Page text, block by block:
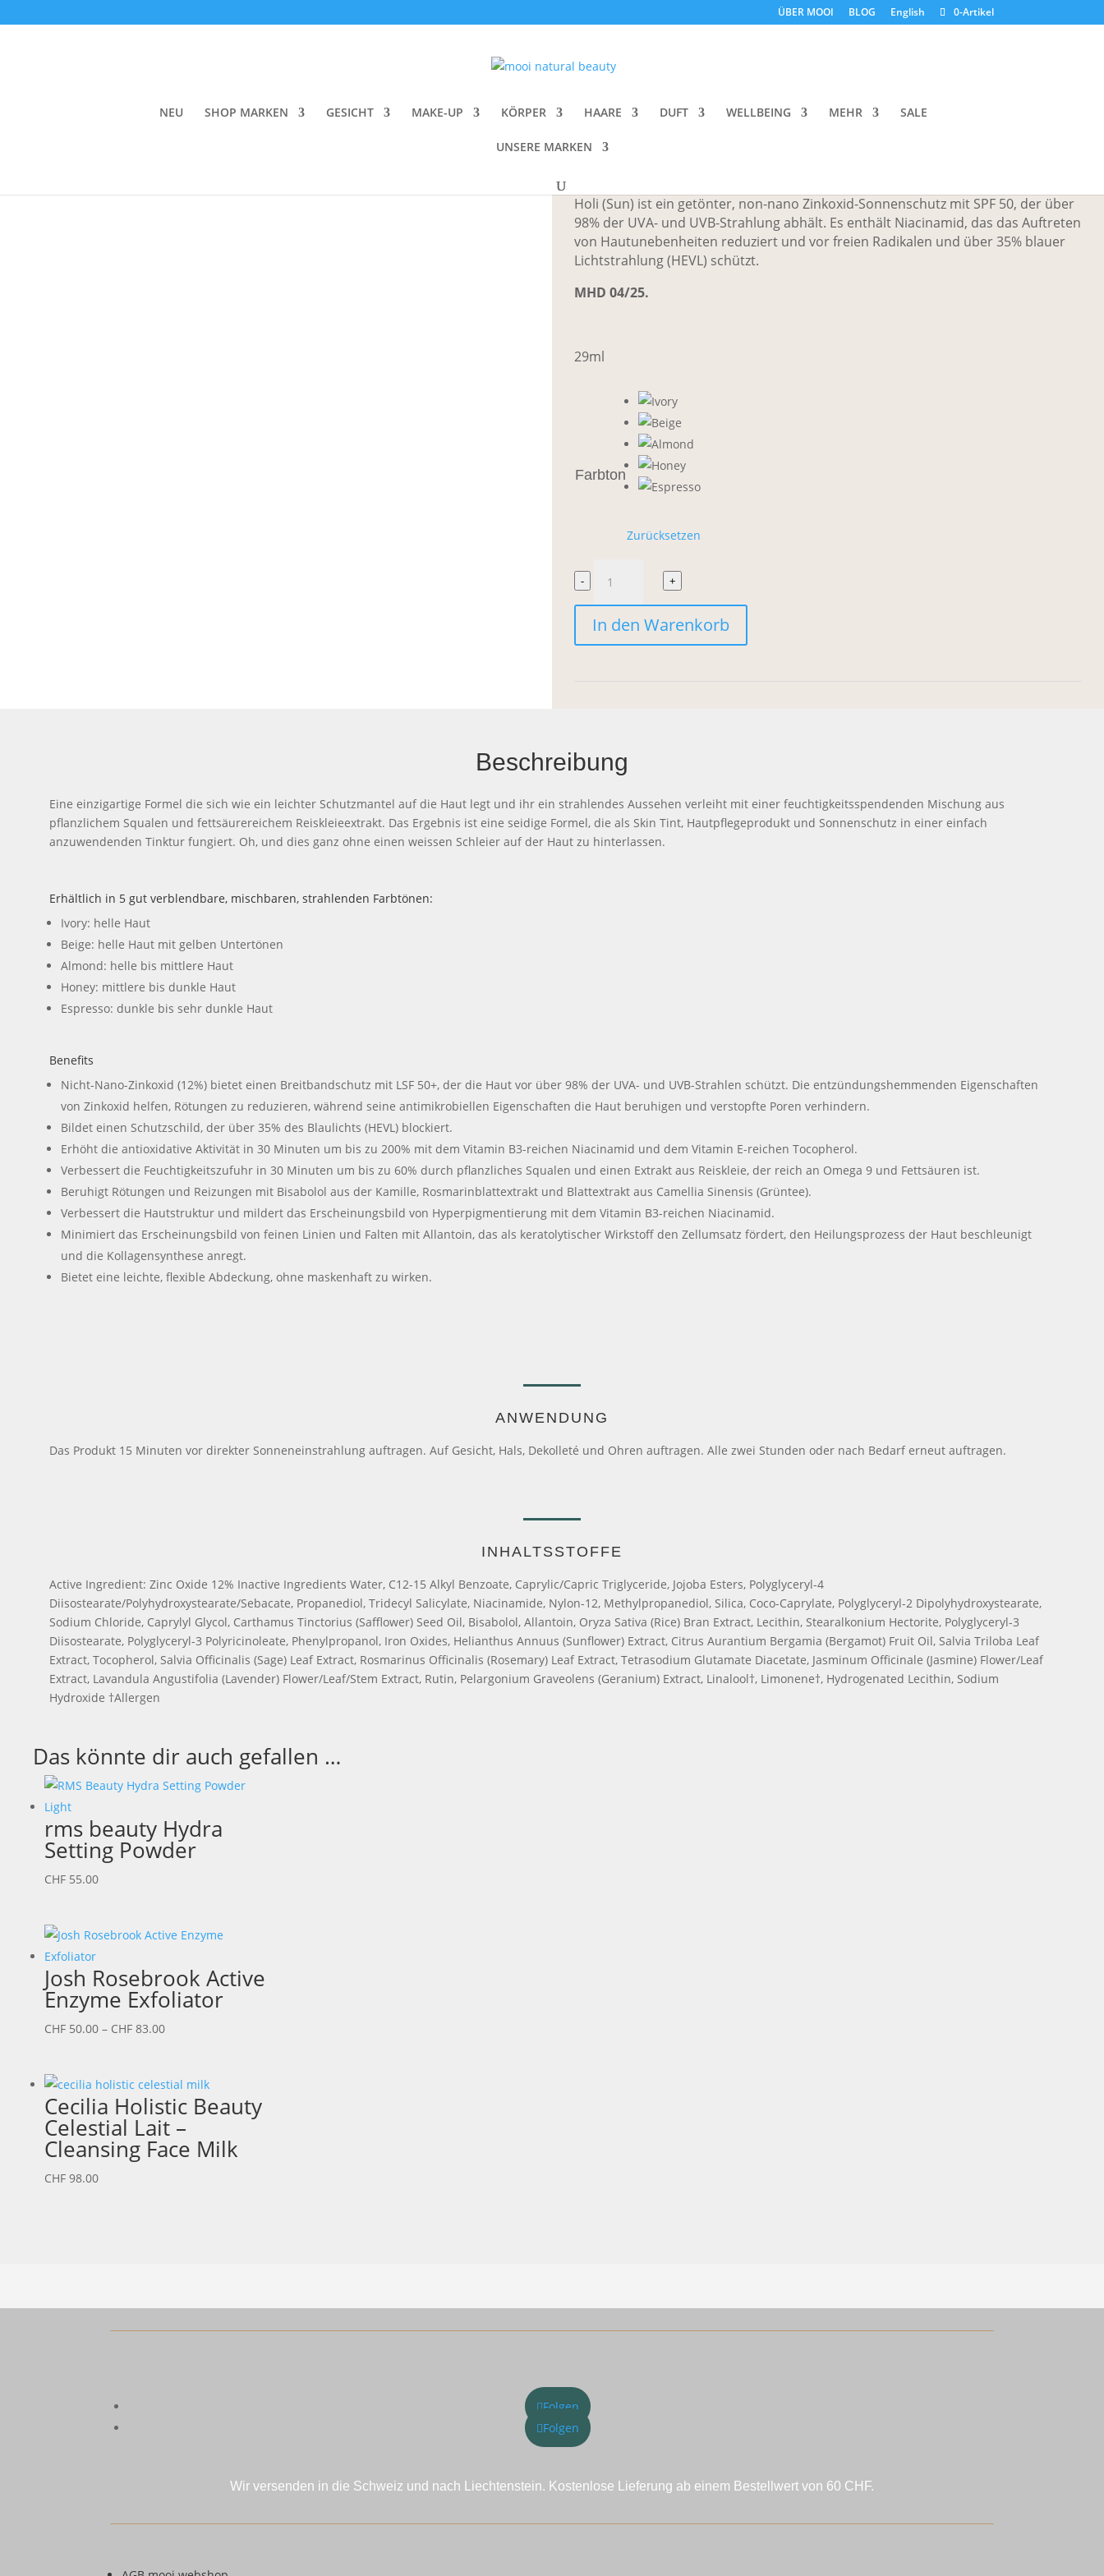
ÜBER MOOI BLOG English 0-Artikel
NEU SHOP MARKEN GESICHT MAKE-UP KÖRPER HAARE DUFT WELLBEING MEHR SALE
UNSERE MARKEN
Agent Nateur Holi (Sun) SPF 50 Dewy Tinted
Skin Drops
CHF
Holi (Sun) ist ein getönter, non-nano Zinkoxid-Sonnenschutz mit SPF 50, der über
98% der UVA- und UVB-Strahlung abhält. Es enthält Niacinamid, das das Auftreten
von Hautunebenheiten reduziert und vor freien Radikalen und über 35% blauer
Lichtstrahlung (HEVL) schützt.
MHD 04/25.
29ml
Farbton
Zurücksetzen
Agent
Nateur
Holi
Dewy
Skin
Drops
- +
In den Warenkorb
Beschreibung
Eine einzigartige Formel die sich wie ein leichter Schutzmantel auf die Haut legt und ihr ein strahlendes Aussehen verleiht mit einer feuchtigkeitsspendenden Mischung aus
pflanzlichem Squalen und fettsäurereichem Reiskleieextrakt. Das Ergebnis ist eine seidige Formel, die als Skin Tint, Hautpflegeprodukt und Sonnenschutz in einer einfach
anzuwendenden Tinktur fungiert. Oh, und dies ganz ohne einen weissen Schleier auf der Haut zu hinterlassen.
Erhältlich in 5 gut verblendbare, mischbaren, strahlenden Farbtönen:
Ivory: helle Haut
Beige: helle Haut mit gelben Untertönen
Almond: helle bis mittlere Haut
Honey: mittlere bis dunkle Haut
Espresso: dunkle bis sehr dunkle Haut
Benefits
Nicht-Nano-Zinkoxid (12%) bietet einen Breitbandschutz mit LSF 50+, der die Haut vor über 98% der UVA- und UVB-Strahlen schützt. Die entzündungshemmenden Eigenschaften
von Zinkoxid helfen, Rötungen zu reduzieren, während seine antimikrobiellen Eigenschaften die Haut beruhigen und verstopfte Poren verhindern.
Bildet einen Schutzschild, der über 35% des Blaulichts (HEVL) blockiert.
Erhöht die antioxidative Aktivität in 30 Minuten um bis zu 200% mit dem Vitamin B3-reichen Niacinamid und dem Vitamin E-reichen Tocopherol.
Verbessert die Feuchtigkeitszufuhr in 30 Minuten um bis zu 60% durch pflanzliches Squalen und einen Extrakt aus Reiskleie, der reich an Omega 9 und Fettsäuren ist.
Beruhigt Rötungen und Reizungen mit Bisabolol aus der Kamille, Rosmarinblattextrakt und Blattextrakt aus Camellia Sinensis (Grüntee).
Verbessert die Hautstruktur und mildert das Erscheinungsbild von Hyperpigmentierung mit dem Vitamin B3-reichen Niacinamid.
Minimiert das Erscheinungsbild von feinen Linien und Falten mit Allantoin, das als keratolytischer Wirkstoff den Zellumsatz fördert, den Heilungsprozess der Haut beschleunigt
und die Kollagensynthese anregt.
Bietet eine leichte, flexible Abdeckung, ohne maskenhaft zu wirken.
ANWENDUNG
Das Produkt 15 Minuten vor direkter Sonneneinstrahlung auftragen. Auf Gesicht, Hals, Dekolleté und Ohren auftragen. Alle zwei Stunden oder nach Bedarf erneut auftragen.
INHALTSSTOFFE
Active Ingredient: Zinc Oxide 12% Inactive Ingredients Water, C12-15 Alkyl Benzoate, Caprylic/Capric Triglyceride, Jojoba Esters, Polyglyceryl-4
Diisostearate/Polyhydroxystearate/Sebacate, Propanediol, Tridecyl Salicylate, Niacinamide, Nylon-12, Methylpropanediol, Silica, Coco-Caprylate, Polyglyceryl-2 Dipolyhydroxystearate,
Sodium Chloride, Caprylyl Glycol, Carthamus Tinctorius (Safflower) Seed Oil, Bisabolol, Allantoin, Oryza Sativa (Rice) Bran Extract, Lecithin, Stearalkonium Hectorite, Polyglyceryl-3
Diisostearate, Polyglyceryl-3 Polyricinoleate, Phenylpropanol, Iron Oxides, Helianthus Annuus (Sunflower) Extract, Citrus Aurantium Bergamia (Bergamot) Fruit Oil, Salvia Triloba Leaf
Extract, Tocopherol, Salvia Officinalis (Sage) Leaf Extract, Rosmarinus Officinalis (Rosemary) Leaf Extract, Tetrasodium Glutamate Diacetate, Jasminum Officinale (Jasmine) Flower/Leaf
Extract, Lavandula Angustifolia (Lavender) Flower/Leaf/Stem Extract, Rutin, Pelargonium Graveolens (Geranium) Extract, Linalool†, Limonene†, Hydrogenated Lecithin, Sodium
Hydroxide †Allergen
Das könnte dir auch gefallen …
rms beauty Hydra
Setting Powder
CHF 55.00
Josh Rosebrook Active
Enzyme Exfoliator
CHF 50.00 – CHF 83.00Preisspanne:
CHF 83.00
Cecilia Holistic Beauty
Celestial Lait –
Cleansing Face Milk
CHF 98.00
Folgen
Folgen
Wir versenden in die Schweiz und nach Liechtenstein. Kostenlose Lieferung ab einem Bestellwert von 60 CHF.